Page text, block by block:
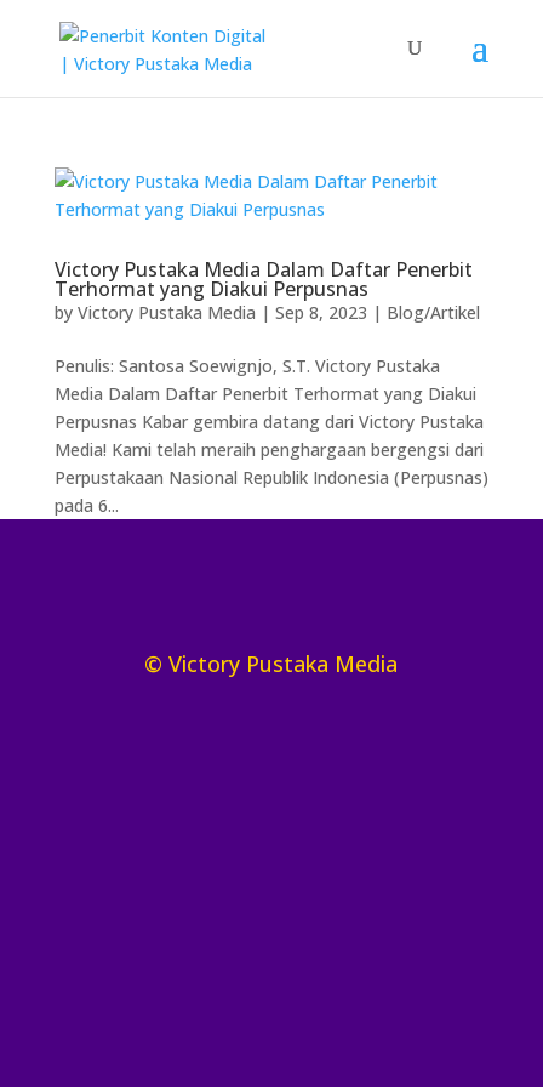
Victory Pustaka Media Dalam Daftar Penerbit
Terhormat yang Diakui Perpusnas
by Victory Pustaka Media | Sep 8, 2023 | Blog/Artikel
Penulis: Santosa Soewignjo, S.T. Victory Pustaka
Media Dalam Daftar Penerbit Terhormat yang Diakui
Perpusnas Kabar gembira datang dari Victory Pustaka
Media! Kami telah meraih penghargaan bergengsi dari
Perpustakaan Nasional Republik Indonesia (Perpusnas)
pada 6...
© Victory Pustaka Media